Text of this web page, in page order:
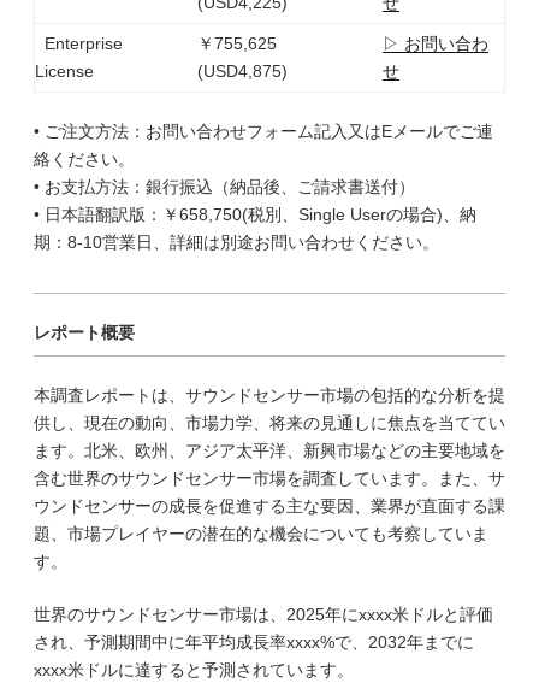
Enterprise
License
￥755,625
(USD4,875)
▷ お問い合わ
せ
• ご注文方法：お問い合わせフォーム記入又はEメールでご連
絡ください。
• お支払方法：銀行振込（納品後、ご請求書送付）
• 日本語翻訳版：￥658,750(税別、Single Userの場合)、納
期：8-10営業日、詳細は別途お問い合わせください。
レポート概要
本調査レポートは、サウンドセンサー市場の包括的な分析を提
供し、現在の動向、市場力学、将来の見通しに焦点を当ててい
ます。北米、欧州、アジア太平洋、新興市場などの主要地域を
含む世界のサウンドセンサー市場を調査しています。また、サ
ウンドセンサーの成長を促進する主な要因、業界が直面する課
題、市場プレイヤーの潜在的な機会についても考察していま
す。
世界のサウンドセンサー市場は、2025年にxxxx米ドルと評価
され、予測期間中に年平均成長率xxxx%で、2032年までに
xxxx米ドルに達すると予測されています。